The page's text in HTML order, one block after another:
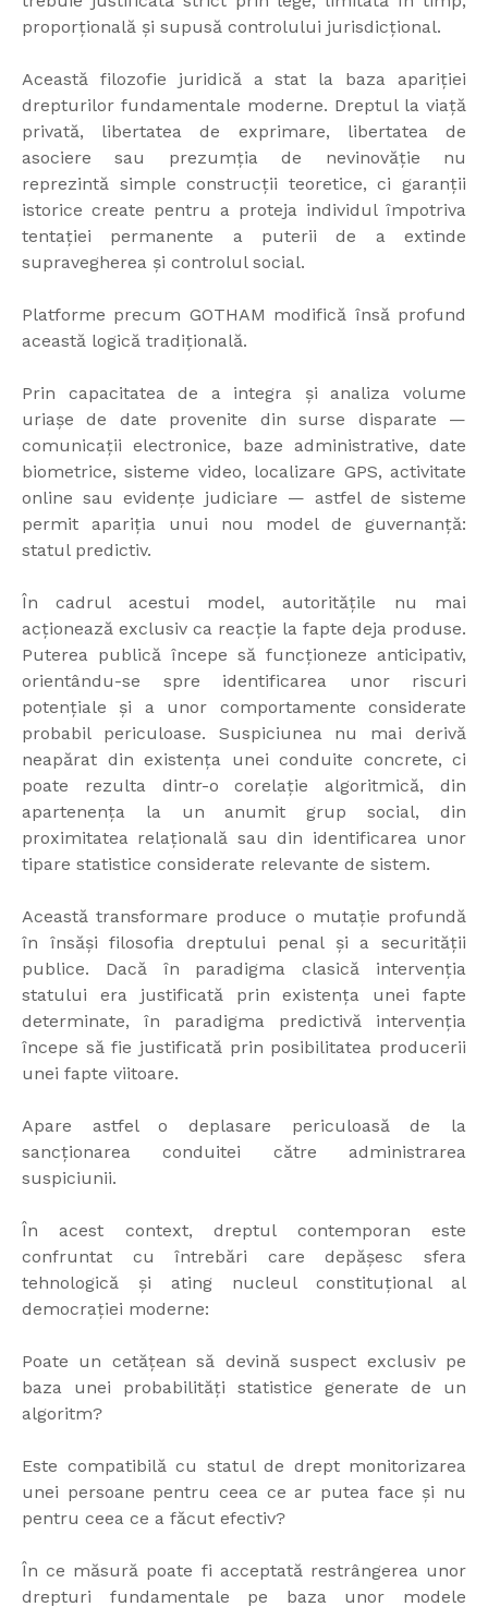
proporțională și supusă controlului jurisdicțional.
Această filozofie juridică a stat la baza apariției
drepturilor fundamentale moderne. Dreptul la viață
privată, libertatea de exprimare, libertatea de
asociere sau prezumția de nevinovăție nu
reprezintă simple construcții teoretice, ci garanții
istorice create pentru a proteja individul împotriva
tentației permanente a puterii de a extinde
supravegherea și controlul social.
Platforme precum GOTHAM modifică însă profund
această logică tradițională.
Prin capacitatea de a integra și analiza volume
uriașe de date provenite din surse disparate —
comunicații electronice, baze administrative, date
biometrice, sisteme video, localizare GPS, activitate
online sau evidențe judiciare — astfel de sisteme
permit apariția unui nou model de guvernanță:
statul predictiv.
În cadrul acestui model, autoritățile nu mai
acționează exclusiv ca reacție la fapte deja produse.
Puterea publică începe să funcționeze anticipativ,
orientându-se spre identificarea unor riscuri
potențiale și a unor comportamente considerate
probabil periculoase. Suspiciunea nu mai derivă
neapărat din existența unei conduite concrete, ci
poate rezulta dintr-o corelație algoritmică, din
apartenența la un anumit grup social, din
proximitatea relațională sau din identificarea unor
tipare statistice considerate relevante de sistem.
Această transformare produce o mutație profundă
în însăși filosofia dreptului penal și a securității
publice. Dacă în paradigma clasică intervenția
statului era justificată prin existența unei fapte
determinate, în paradigma predictivă intervenția
începe să fie justificată prin posibilitatea producerii
unei fapte viitoare.
Apare astfel o deplasare periculoasă de la
sancționarea conduitei către administrarea
suspiciunii.
În acest context, dreptul contemporan este
confruntat cu întrebări care depășesc sfera
tehnologică și ating nucleul constituțional al
democrației moderne:
Poate un cetățean să devină suspect exclusiv pe
baza unei probabilități statistice generate de un
algoritm?
Este compatibilă cu statul de drept monitorizarea
unei persoane pentru ceea ce ar putea face și nu
pentru ceea ce a făcut efectiv?
În ce măsură poate fi acceptată restrângerea unor
drepturi fundamentale pe baza unor modele